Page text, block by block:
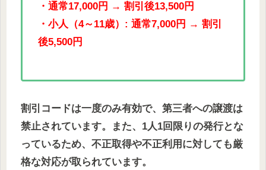
・通常17,000円 → 割引後13,500円
・小人（4～11歳）: 通常7,000円 → 割引
後5,500円
割引コードは一度のみ有効で、第三者への譲渡は
禁止されています。また、1人1回限りの発行とな
っているため、不正取得や不正利用に対しても厳
格な対応が取られています。